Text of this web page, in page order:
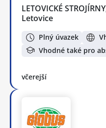
LETOVICKÉ
Letovice
Plný úvazek
Vhodné také pro
včerejší